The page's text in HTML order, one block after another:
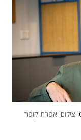
צילום: אפרת קופר